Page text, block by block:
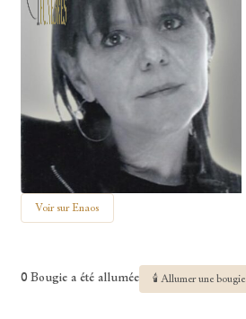
Voir sur Enaos
0 Bougie a été allumée 🕯 Allumer une bougie